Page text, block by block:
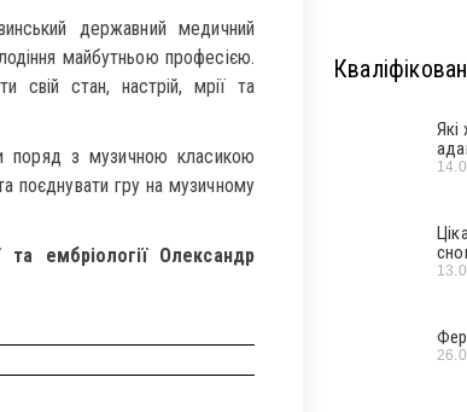
державний медичний
майбутньою професією.
свій стан, настрій, мрії та
поряд з музичною класикою
поєднувати гру на музичному
та ембріології Олександр
Які